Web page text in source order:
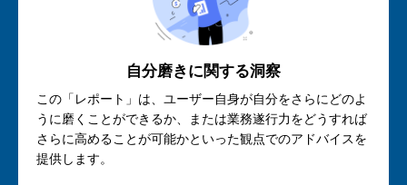
自分磨きに関する洞察
この「レポート」は、ユーザー自身が自分をさらにどのよ
うに磨くことができるか、または業務遂行力をどうすれば
さらに高めることが可能かといった観点でのアドバイスを
提供します。